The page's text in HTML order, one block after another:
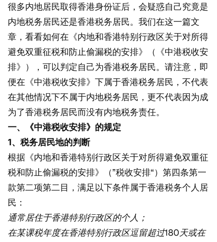
很多内地居民取得香港身份证后，会疑惑自己究竟是
内地税务居民还是香港税务居民。我们在这一篇文
章，看看如何在《内地和香港特别行政区关于对所得
避免双重征税和防止偷漏税的安排》（《中港税收安
排》），可以判定自己为香港税务居民。请注意，即
便在《中港税收安排》下属于香港税务居民，不代表
在其他情况下不属于内地税务居民，更不代表因为成
为了香港税务居民而没有内地税务责任。
一、《中港税收安排》的规定
1、税务居民地的判断
根据《内地和香港特别行政区关于对所得避免双重征
税和防止偷漏税的安排》（”税收安排“）第四条第一
款第二项第二目，满足以下条件属于香港税务个人居
民：
通常居住于香港特别行政区的个人；
在某课税年度在香港特别行政区逗留超过180天或在